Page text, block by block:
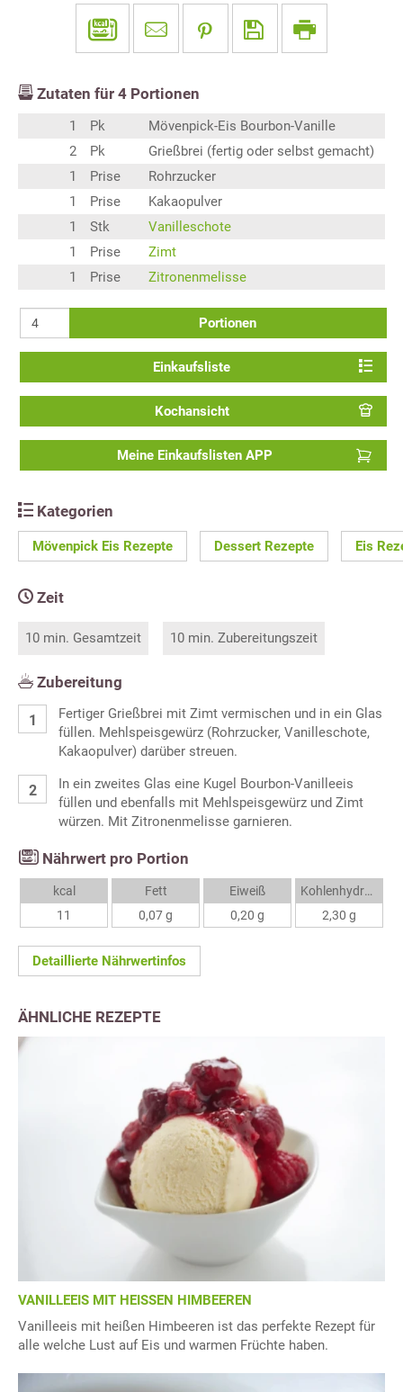
Zutaten für 4 Portionen
1 Pk
Mövenpick-Eis Bourbon-Vanille
2
Pk
Grießbrei (fertig oder selbst gemacht)
1
Prise
Rohrzucker
1
Prise
Kakaopulver
1
Stk
Vanilleschote
1
Prise
Zimt
1
Prise Zitronenmelisse
Portionen
Einkaufsliste
Kochansicht
Meine Einkaufslisten APP
Kategorien
Mövenpick Eis Rezepte Dessert Rezepte Eis
Zeit
10 min. Gesamtzeit 10 min. Zubereitungszeit
Zubereitung
Fertiger Grießbrei mit Zimt vermischen und in ein Glas
füllen. Mehlspeisgewürz (Rohrzucker, Vanilleschote,
Kakaopulver) darüber streuen.
In ein zweites Glas eine Kugel Bourbon-Vanilleeis
füllen und ebenfalls mit Mehlspeisgewürz und Zimt
würzen. Mit Zitronenmelisse garnieren.
Nährwert pro Portion
kcal
11
Fett
0,07 g
Eiweiß
0,20 g
Kohlenhydrate
2,30 g
Detaillierte Nährwertinfos
ÄHNLICHE REZEPTE
VANILLEEIS MIT HEISSEN HIMBEEREN
Vanilleeis mit heißen Himbeeren ist das perfekte Rezept für
alle welche Lust auf Eis und warmen Früchte haben.